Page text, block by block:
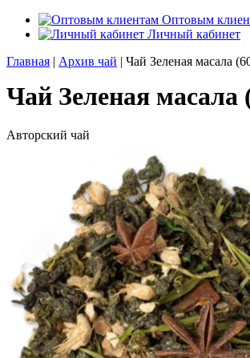
Оптовым
Личный кабинет
Главная | Архив чай | Чай Зеленая масала
Чай Зеленая масала
Авторский чай